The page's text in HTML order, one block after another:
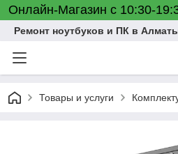
Онлайн-Магазин с 10:30-
Ремонт ноутбуков и ПК в
Товары и услуги